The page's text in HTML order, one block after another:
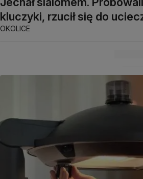
kluczyki, rzucił się do
OKOLICE